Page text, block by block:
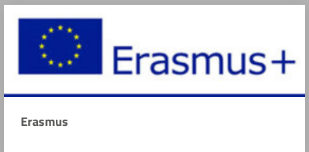
Erasmus